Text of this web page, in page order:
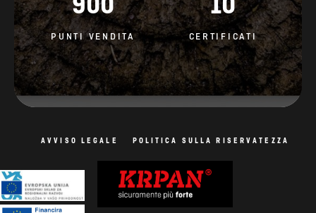
AVVISO LEGALE POLITICA SULLA RISERVATEZZA
Progettazione del sito Web: AV studio